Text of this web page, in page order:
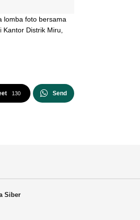
lomba foto bersama
Kantor Distrik Miru,
130 Send
Siber